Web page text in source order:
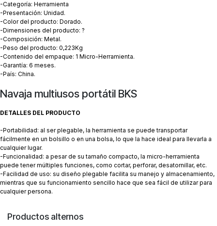
-Categoría: Herramienta
-Presentación: Unidad.
-Color del producto: Dorado.
-Dimensiones del producto: ?
-Composición: Metal.
-Peso del producto: 0,223Kg
-Contenido del empaque: 1 Micro-Herramienta.
-Garantía: 6 meses.
-País: China.
Navaja multiusos portátil BKS
DETALLES DEL PRODUCTO
-Portabilidad: al ser plegable, la herramienta se puede transportar
fácilmente en un bolsillo o en una bolsa, lo que la hace ideal para llevarla a
cualquier lugar.
-Funcionalidad: a pesar de su tamaño compacto, la micro-herramienta
puede tener múltiples funciones, como cortar, perforar, desatornillar, etc.
-Facilidad de uso: su diseño plegable facilita su manejo y almacenamiento,
mientras que su funcionamiento sencillo hace que sea fácil de utilizar para
cualquier persona.
Productos alternos